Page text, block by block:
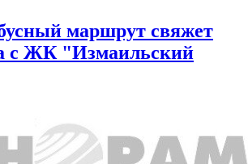
маршрут свяжет
с ЖК "Измаильский